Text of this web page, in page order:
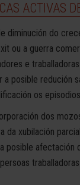
ACTIVAS
diminución do
ou a guerra
e
a posible redución
os
dos
da xubilación
posible